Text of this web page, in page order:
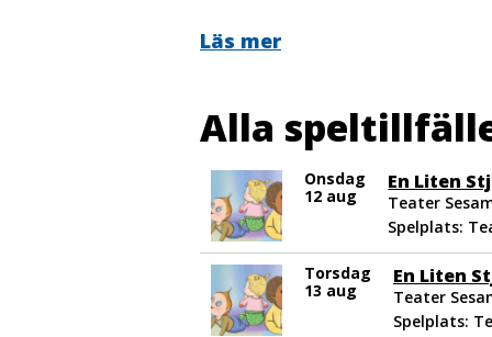
Läs mer
Alla
Onsdag
12 aug
En Liten
Teater
Spelplats:
Torsdag
13 aug
En Liten
Teater
Spelplats: